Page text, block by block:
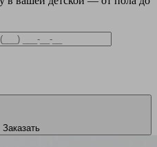
Заказать